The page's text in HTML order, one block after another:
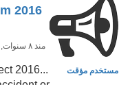
2016 Nissan patrol le platinum
منذ ٨ سنوات
مستخدم مؤقت